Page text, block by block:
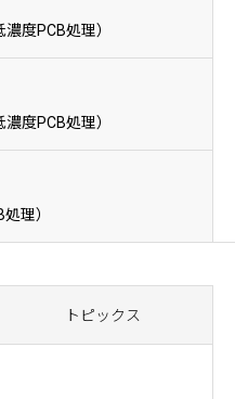
度PCB処理）
度PCB処理）
理）
トピックス